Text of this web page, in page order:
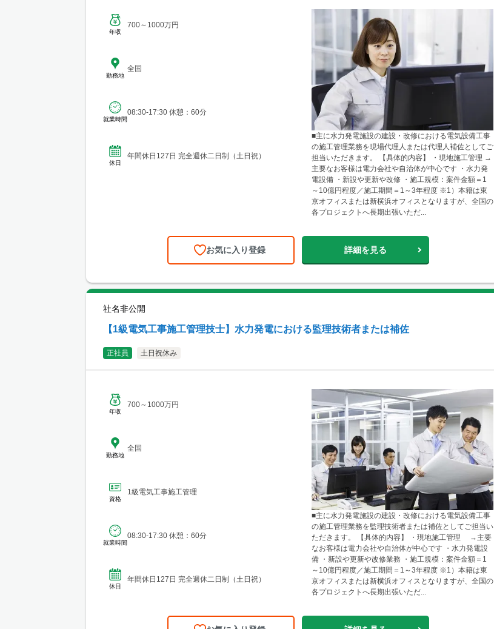
年収
700～1000万円
勤務地
全国
就業時間
08:30-17:30 休憩：60分
休日
年間休日127日 完全週休二日制（土日祝）
■主に水力発電施設の建設・改修における電気設備工事
の施工管理業務を現場代理人または代理人補佐としてご
担当いただきます。 【具体的内容】 ・現地施工管理 →
主要なお客様は電力会社や自治体が中心です ・水力発
電設備 ・新設や更新や改修 ・施工規模：案件金額＝1
～10億円程度／施工期間＝1～3年程度 ※1）本籍は東
京オフィスまたは新横浜オフィスとなりますが、全国の
各プロジェクトへ長期出張いただ...
お気に入り登録 詳細を見る
社名非公開
【1級電気工事施工管理技士】水力発電における監理技術者または補佐
正社員 土日祝休み
年収
700～1000万円
勤務地
全国
資格
1級電気工事施工管理
就業時間
08:30-17:30 休憩：60分
休日
年間休日127日 完全週休二日制（土日祝）
■主に水力発電施設の建設・改修における電気設備工事
の施工管理業務を監理技術者または補佐としてご担当い
ただきます。 【具体的内容】 ・現地施工管理 →主要
なお客様は電力会社や自治体が中心です ・水力発電設
備 ・新設や更新や改修業務 ・施工規模：案件金額＝1
～10億円程度／施工期間＝1～3年程度 ※1）本籍は東
京オフィスまたは新横浜オフィスとなりますが、全国の
各プロジェクトへ長期出張いただ...